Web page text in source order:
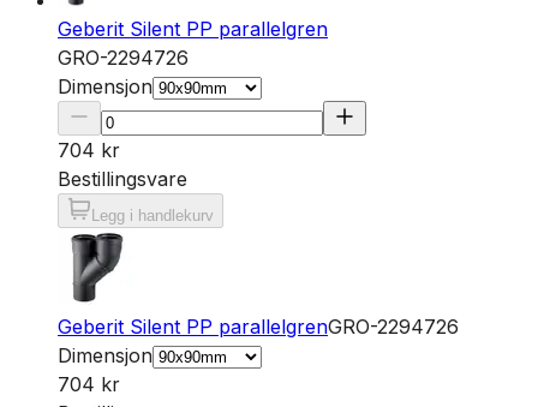
Geberit Silent PP parallelgren
GRO-2294726
Dimensjon
704 kr
Bestillingsvare
Legg i handlekurv
Geberit Silent PP parallelgrenGRO-2294726
Dimensjon
704 kr